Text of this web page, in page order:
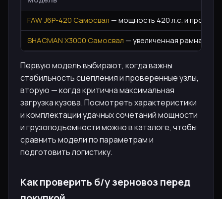
FAW J6P-420 Самосвал — мощность 420 л.с. и
SHACMAN X3000 Самосвал — увеличенная рамная
Первую модель выбирают, когда важны
стабильность сцепления и проверенные узлы,
вторую — когда критична максимальная
загрузка кузова. Посмотреть характеристики
и комплектации удачных сочетаний мощности
и грузоподъемности можно в каталоге, чтобы
сравнить модели по параметрам и
подготовить логистику.
Как проверить б/у зерновоз перед